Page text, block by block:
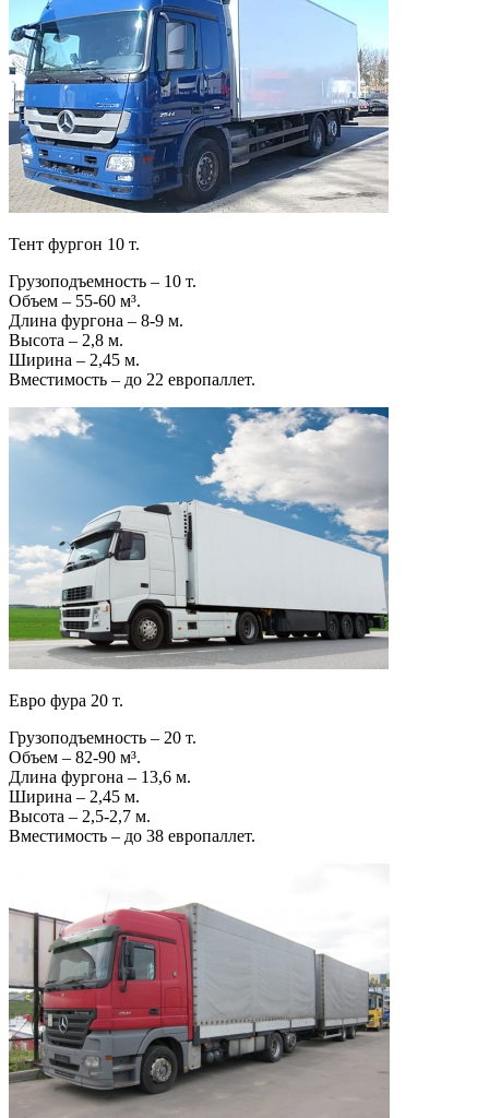
Тент фургон 10 т.
Грузоподъемность – 10 т.
Объем – 55-60 м³.
Длина фургона – 8-9 м.
Высота – 2,8 м.
Ширина – 2,45 м.
Вместимость – до 22 европаллет.
Евро фура 20 т.
Грузоподъемность – 20 т.
Объем – 82-90 м³.
Длина фургона – 13,6 м.
Ширина – 2,45 м.
Высота – 2,5-2,7 м.
Вместимость – до 38 европаллет.